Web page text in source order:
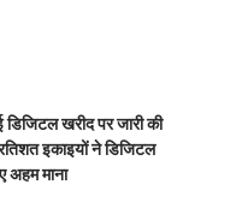
खरीद पर जारी की
इकाइयों ने डिजिटल
अहम माना